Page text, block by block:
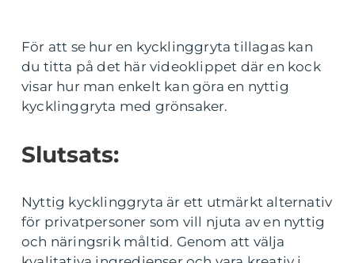
För att se hur en kycklinggryta tillagas kan
du titta på det här videoklippet där en kock
visar hur man enkelt kan göra en nyttig
kycklinggryta med grönsaker.
Slutsats:
Nyttig kycklinggryta är ett utmärkt alternativ
för privatpersoner som vill njuta av en nyttig
och näringsrik måltid. Genom att välja